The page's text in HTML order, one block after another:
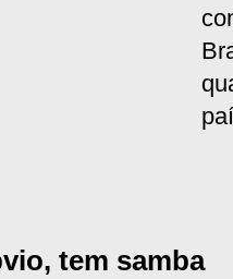
tem samba